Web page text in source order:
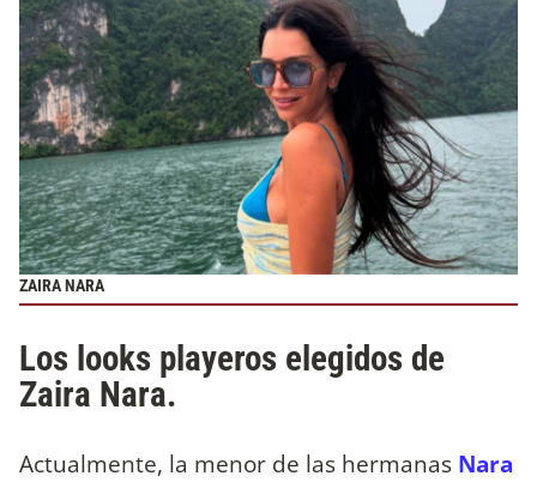
ZAIRA NARA
Los looks playeros elegidos de
Zaira Nara.
Actualmente, la menor de las hermanas Nara